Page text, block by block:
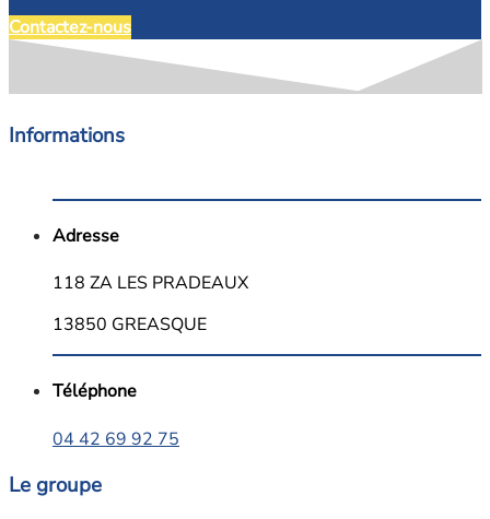
Contactez-nous
Informations
Adresse
118 ZA LES PRADEAUX
13850 GREASQUE
Téléphone
04 42 69 92 75
Le groupe